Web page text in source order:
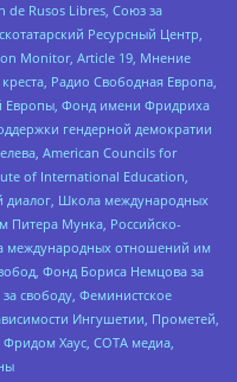
de Rusos Libres, Союз за
Ресурсный Центр,
Monitor, Article 19, Мнение
Радио Свободная Европа,
Европы, Фонд имени Фридриха
гендерной демократии
American Councils for
of International Education,
диалог, Школа международных
Питера Мунка, Российско-
международных отношений им
Фонд Бориса Немцова за
свободу, Феминистское
Ингушетии, Прометей,
Хаус, СОТА медиа,